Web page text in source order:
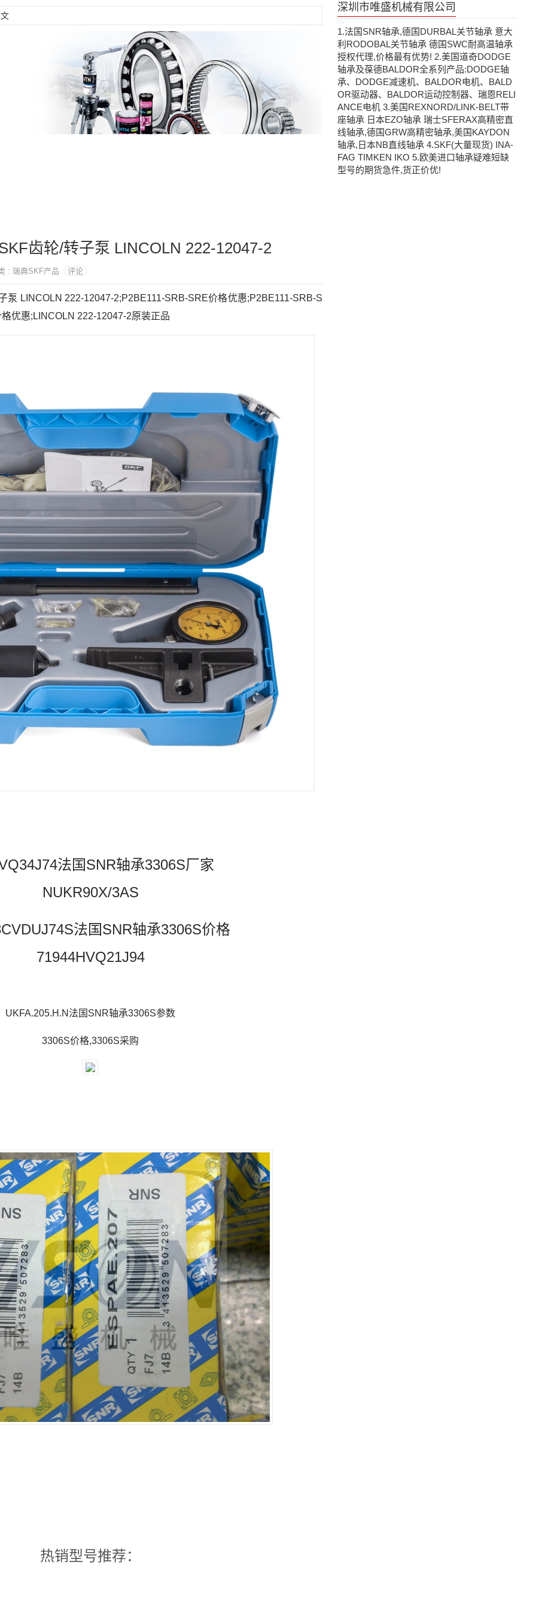
齿轮/转子泵 LINCOLN 222-12047-2
: 瑞典SKF产品 评论
泵 LINCOLN 222-12047-2;P2BE111-SRB-SRE价格优惠;P2BE111-SRB-S
优惠;LINCOLN 222-12047-2原装正品
法国SNR轴承3306S厂家
NUKR90X/3AS
法国SNR轴承3306S价格
71944HVQ21J94
UKFA.205.H.N法国SNR轴承3306S参数
3306S价格,3306S采购
热销型号推荐：
深圳市唯盛机械有限公司
1.法国SNR轴承,德国DURBAL关节轴承 意大
利RODOBAL关节轴承 德国SWC耐高温轴承
授权代理,价格最有优势! 2.美国道奇DODGE
轴承及葆德BALDOR全系列产品:DODGE轴
承、DODGE减速机、BALDOR电机、BALD
OR驱动器、BALDOR运动控制器、瑞恩RELI
ANCE电机 3.美国REXNORD/LINK-BELT带
座轴承 日本EZO轴承 瑞士SFERAX高精密直
线轴承,德国GRW高精密轴承,美国KAYDON
轴承,日本NB直线轴承 4.SKF(大量现货) INA-
FAG TIMKEN IKO 5.欧美进口轴承疑难短缺
型号的期货急件,货正价优!